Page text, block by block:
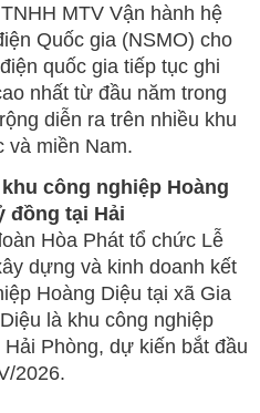
MTV Vận hành hệ
Quốc gia (NSMO) cho
quốc gia tiếp tục ghi
nhất từ đầu năm trong
diễn ra trên nhiều khu
và miền Nam.
công nghiệp Hoàng
đồng tại Hải
Hòa Phát tổ chức Lễ
dựng và kinh doanh kết
Hoàng Diệu tại xã Gia
là khu công nghiệp
Phòng, dự kiến bắt đầu
2026.